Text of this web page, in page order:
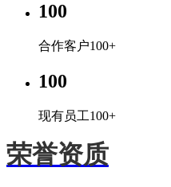
100
合作客户100+
100
现有员工100+
荣誉资质